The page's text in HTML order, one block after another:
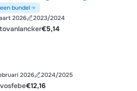
bundel
2026 2023/2024
€5,14
2026 2024/2025
€12,16